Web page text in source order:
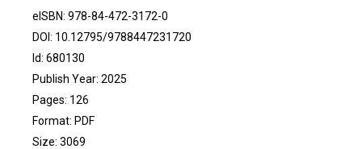
eISBN: 978-84-472-3172-0
DOI: 10.12795/9788447231720
Id: 680130
Publish Year: 2025
Pages: 126
Format: PDF
Size: 3069